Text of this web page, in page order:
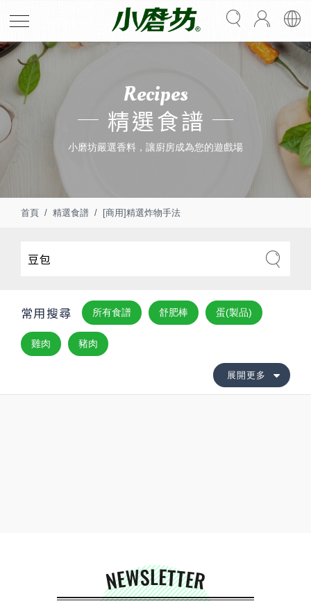
Recipes
精選食譜
小磨坊嚴選香料，讓廚房成為您的遊戲場
首頁 精選食譜 [商用]精選炸物手法
常用搜尋 所有食譜 舒肥棒 蛋(製品)
雞肉 豬肉
展開更多
NEWSLETTER